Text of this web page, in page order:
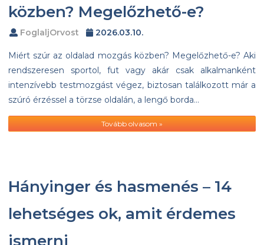
közben? Megelőzhető-e?
FoglaljOrvost 2026.03.10.
Miért szúr az oldalad mozgás közben? Megelőzhető-e? Aki
rendszeresen sportol, fut vagy akár csak alkalmanként
intenzívebb testmozgást végez, biztosan találkozott már a
szúró érzéssel a törzse oldalán, a lengő borda…
Tovább olvasom »
Hányinger és hasmenés – 14
lehetséges ok, amit érdemes
ismerni